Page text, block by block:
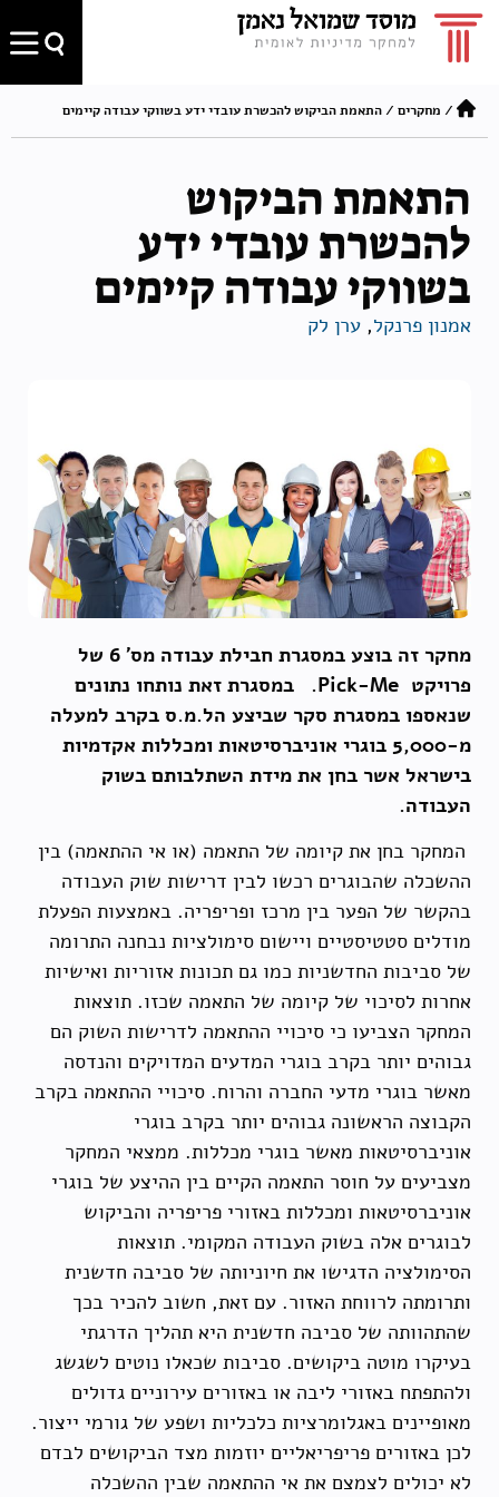
/ מחקרים /התאמת הביקוש להכשרת עובדי ידע בשווקי עבודה קיימים
התאמת הביקוש
להכשרת עובדי ידע
בשווקי עבודה קיימים
אמנון פרנקל, ערן לק
מחקר זה בוצע במסגרת חבילת עבודה מס' 6 של
פרויקט Pick-Me. במסגרת זאת נותחו נתונים
שנאספו במסגרת סקר שביצע הל.מ.ס בקרב למעלה
מ-5,000 בוגרי אוניברסיטאות ומכללות אקדמיות
בישראל אשר בחן את מידת השתלבותם בשוק
העבודה.
המחקר בחן את קיומה של התאמה (או אי ההתאמה) בין
ההשכלה שהבוגרים רכשו לבין דרישות שוק העבודה
בהקשר של הפער בין מרכז ופריפריה. באמצעות הפעלת
מודלים סטטיסטיים ויישום סימולציות נבחנה התרומה
של סביבות החדשניות כמו גם תכונות אזוריות ואישיות
אחרות לסיכוי של קיומה של התאמה שכזו. תוצאות
המחקר הצביעו כי סיכויי ההתאמה לדרישות השוק הם
גבוהים יותר בקרב בוגרי המדעים המדויקים והנדסה
מאשר בוגרי מדעי החברה והרוח. סיכויי ההתאמה בקרב
הקבוצה הראשונה גבוהים יותר בקרב בוגרי
אוניברסיטאות מאשר בוגרי מכללות. ממצאי המחקר
מצביעים על חוסר התאמה הקיים בין ההיצע של בוגרי
אוניברסיטאות ומכללות באזורי פריפריה והביקוש
לבוגרים אלה בשוק העבודה המקומי. תוצאות
הסימולציה הדגישו את חיוניותה של סביבה חדשנית
ותרומתה לרווחת האזור. עם זאת, חשוב להכיר בכך
שהתהוותה של סביבה חדשנית היא תהליך הדרגתי
בעיקרו מוטה ביקושים. סביבות שכאלו נוטים לשגשג
ולהתפתח באזורי ליבה או באזורים עירוניים גדולים
מאופיינים באגלומרציות כלכליות ושפע של גורמי ייצור.
לכן באזורים פריפריאליים יוזמות מצד הביקושים לבדם
לא יכולים לצמצם את אי ההתאמה שבין ההשכלה